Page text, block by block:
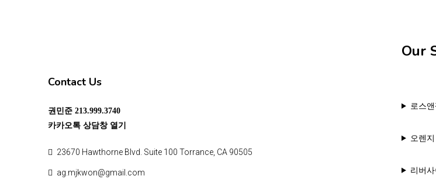
Contact Us
권민준 213.999.3740
카카오톡 상담창 열기
23670 Hawthorne Blvd. Suite 100 Torrance, CA 90505
ag.mjkwon@gmail.com
Our
로스
오렌
리버